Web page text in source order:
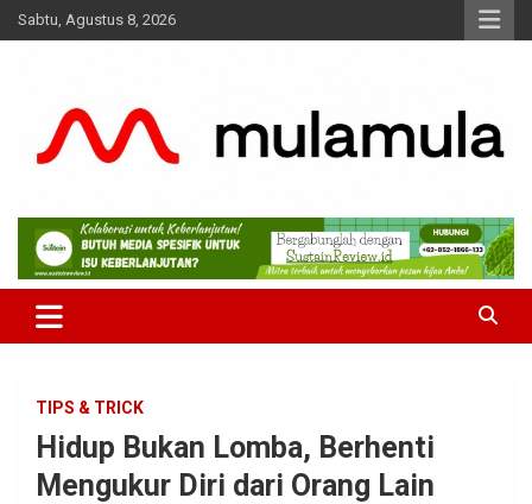
Skip
to
Sabtu, Agustus 8, 2026
MulaMula
Medianya para Gen Z
TIPS & TRICK
Hidup Bukan Lomba, Berhenti
Mengukur Diri dari Orang Lain